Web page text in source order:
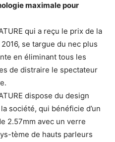
maximale pour
qui a reçu le prix de la
se targue du nec plus
en éliminant tous les
de distraire le spectateur
dispose du design
société, qui bénéficie d’un
2.57mm avec un verre
tème de hauts parleurs